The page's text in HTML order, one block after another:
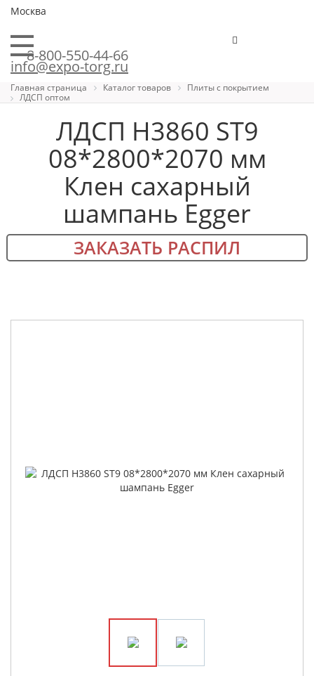
Москва
8-800-550-44-66
info@expo-torg.ru
Главная страница Каталог товаров
Плиты с покрытием
ЛДСП оптом
ЛДСП H3860 ST9
08*2800*2070 мм
Клен сахарный
шампань Egger
ЗАКАЗАТЬ РАСПИЛ